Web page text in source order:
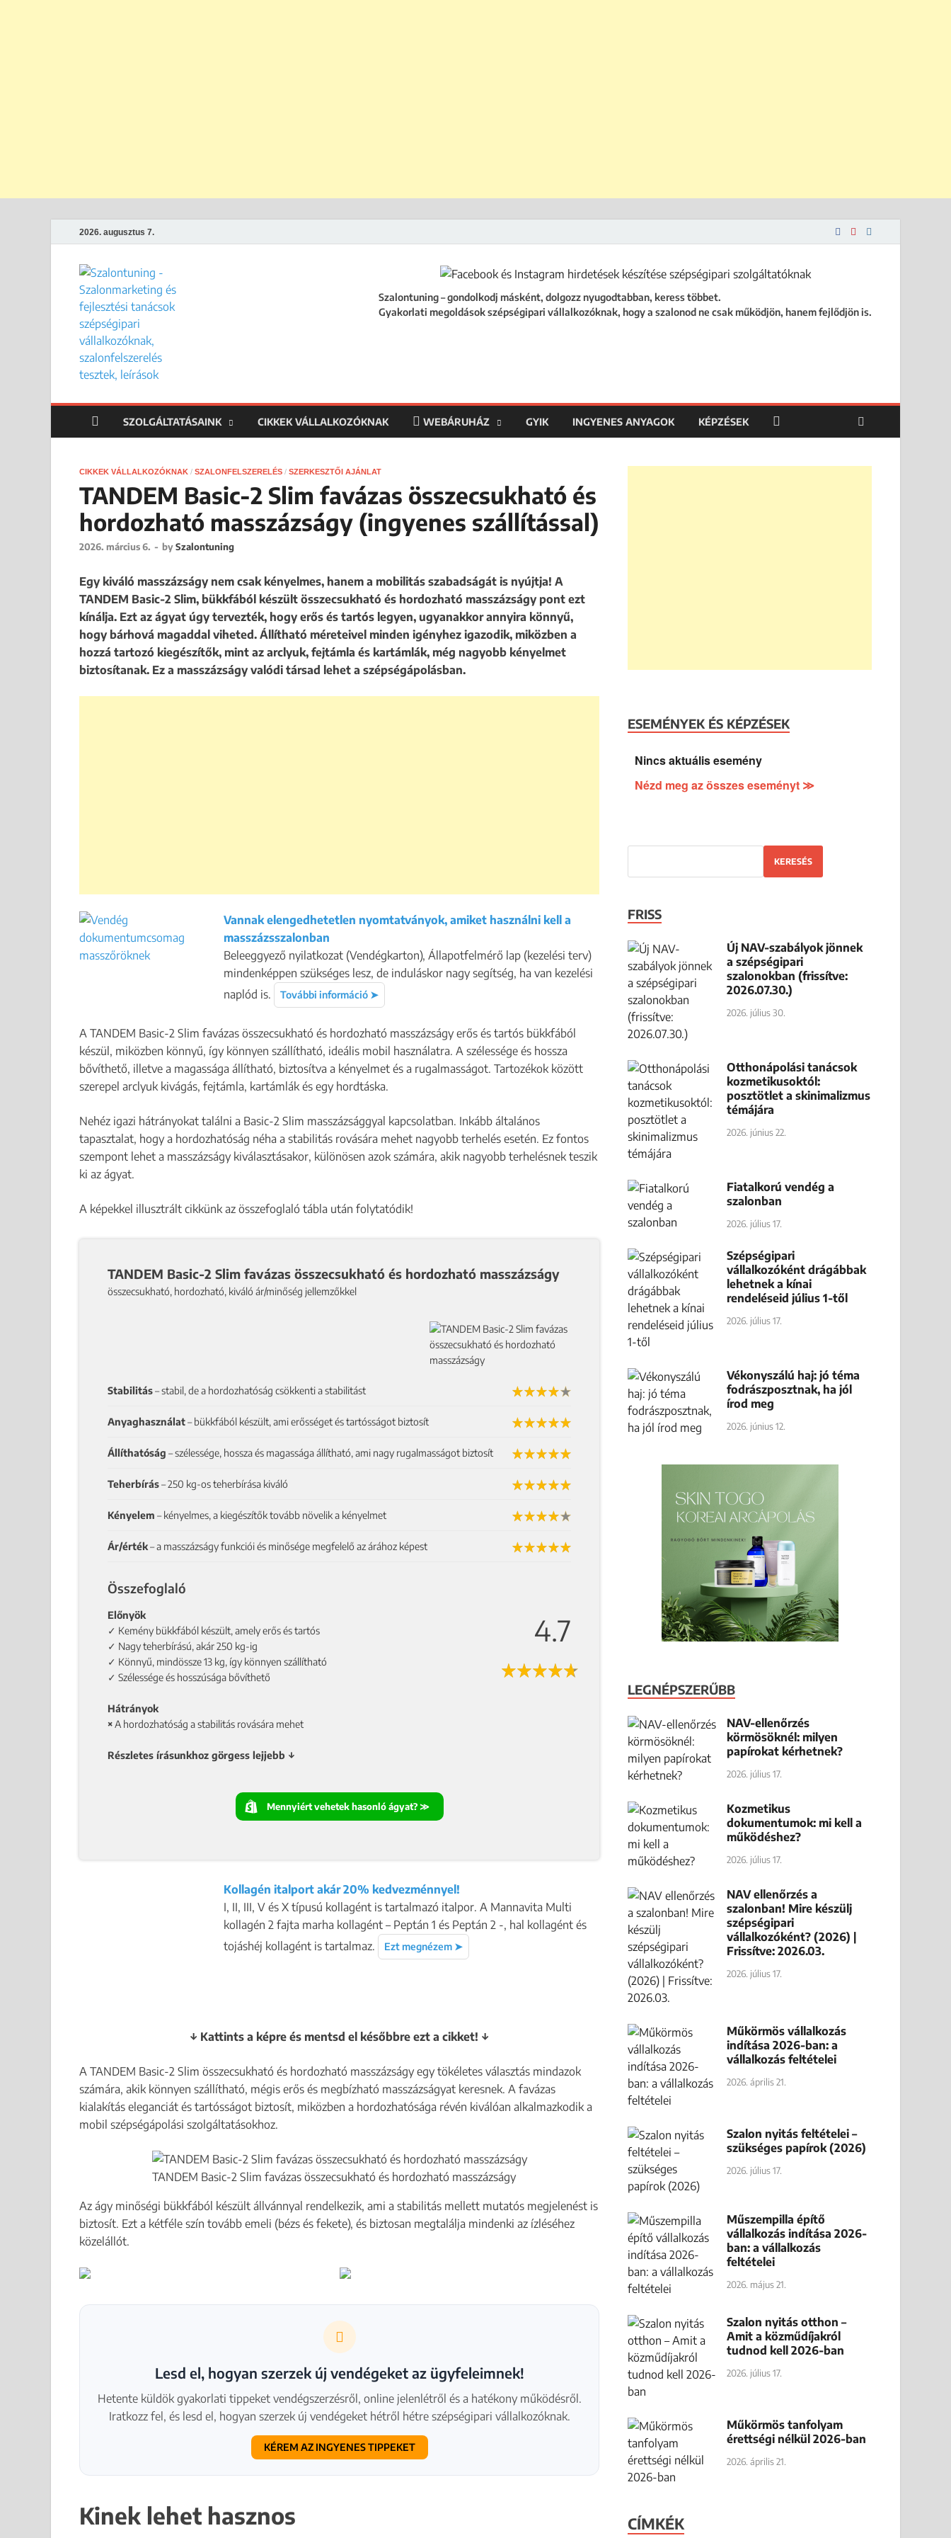
2026. augusztus 7.
Szalontuning – gondolkodj másként, dolgozz nyugodtabban, keress többet.
Gyakorlati megoldások szépségipari vállalkozóknak, hogy a szalonod ne csak működjön, hanem fejlődjön is.
SZOLGÁLTATÁSAINK CIKKEK VÁLLALKOZÓKNAK WEBÁRUHÁZ GYIK INGYENES ANYAGOK KÉPZÉSEK
CIKKEK VÁLLALKOZÓKNAK / SZALONFELSZERELÉS / SZERKESZTŐI AJÁNLAT
TANDEM Basic-2 Slim favázas összecsukható és
hordozható masszázságy (ingyenes szállítással)
2026. március 6. - bySzalontuning
Egy kiváló masszázságy nem csak kényelmes, hanem a mobilitás szabadságát is nyújtja! A
TANDEM Basic-2 Slim, bükkfából készült összecsukható és hordozható masszázságy pont ezt
kínálja. Ezt az ágyat úgy tervezték, hogy erős és tartós legyen, ugyanakkor annyira könnyű,
hogy bárhová magaddal viheted. Állítható méreteivel minden igényhez igazodik, miközben a
hozzá tartozó kiegészítők, mint az arclyuk, fejtámla és kartámlák, még nagyobb kényelmet
biztosítanak. Ez a masszázságy valódi társad lehet a szépségápolásban.
Vannak elengedhetetlen nyomtatványok, amiket használni kell a
masszázsszalonban
Beleeggyező nyilatkozat (Vendégkarton), Állapotfelmérő lap (kezelési terv)
mindenképpen szükséges lesz, de induláskor nagy segítség, ha van kezelési
naplód is.
További információ ➤
A TANDEM Basic-2 Slim favázas összecsukható és hordozható masszázságy erős és tartós bükkfából
készül, miközben könnyű, így könnyen szállítható, ideális mobil használatra. A szélessége és hossza
bővíthető, illetve a magassága állítható, biztosítva a kényelmet és a rugalmasságot. Tartozékok között
szerepel arclyuk kivágás, fejtámla, kartámlák és egy hordtáska.
Nehéz igazi hátrányokat találni a Basic-2 Slim masszázsággyal kapcsolatban. Inkább általános
tapasztalat, hogy a hordozhatóság néha a stabilitás rovására mehet nagyobb terhelés esetén. Ez fontos
szempont lehet a masszázságy kiválasztásakor, különösen azok számára, akik nagyobb terhelésnek teszik
ki az ágyat.
A képekkel illusztrált cikkünk az összefoglaló tábla után folytatódik!
TANDEM Basic-2 Slim favázas összecsukható és hordozható masszázságy
összecsukható, hordozható, kiváló ár/minőség jellemzőkkel
Stabilitás– stabil, de a hordozhatóság csökkenti a stabilitást
Anyaghasználat– bükkfából készült, ami erősséget és tartósságot biztosít
Állíthatóság – szélessége, hossza és magassága állítható, ami nagy rugalmasságot biztosít
Teherbírás– 250 kg-os teherbírása kiváló
Kényelem – kényelmes, a kiegészítők tovább növelik a kényelmet
Ár/érték– a masszázságy funkciói és minősége megfelelő az árához képest
Összefoglaló
Előnyök
✓ Kemény bükkfából készült, amely erős és tartós
✓ Nagy teherbírású, akár 250 kg-ig
✓ Könnyű, mindössze 13 kg, így könnyen szállítható
✓ Szélessége és hosszúsága bővíthető
Hátrányok
×A hordozhatóság a stabilitás rovására mehet
Részletes írásunkhoz görgess lejjebb ↓
4.7
Mennyiért vehetek hasonló ágyat? ≫
Kollagén italport akár 20% kedvezménnyel!
I, II, III, V és X típusú kollagént is tartalmazó italpor. A Mannavita Multi
kollagén 2 fajta marha kollagént – Peptán 1 és Peptán 2 -, hal kollagént és
tojáshéj kollagént is tartalmaz.
Ezt megnézem ➤
↓ Kattints a képre és mentsd el későbbre ezt a cikket! ↓
A TANDEM Basic-2 Slim összecsukható és hordozható masszázságy egy tökéletes választás mindazok
számára, akik könnyen szállítható, mégis erős és megbízható masszázságyat keresnek. A favázas
kialakítás eleganciát és tartósságot biztosít, miközben a hordozhatósága révén kiválóan alkalmazkodik a
mobil szépségápolási szolgáltatásokhoz.
TANDEM Basic-2 Slim favázas összecsukható és hordozható masszázságy
Az ágy minőségi bükkfából készült állvánnyal rendelkezik, ami a stabilitás mellett mutatós megjelenést is
biztosít. Ezt a kétféle szín tovább emeli (bézs és fekete), és biztosan megtalálja mindenki az ízléséhez
közelállót.
Lesd el, hogyan szerzek új vendégeket az ügyfeleimnek!
Hetente küldök gyakorlati tippeket vendégszerzésről, online jelenlétről és a hatékony működésről.
Iratkozz fel, és lesd el, hogyan szerzek új vendégeket hétről hétre szépségipari vállalkozóknak.
KÉREM AZ INGYENES TIPPEKET
Kinek lehet hasznos
ESEMÉNYEK ÉS KÉPZÉSEK
Nincs aktuális esemény
Nézd meg az összes eseményt ≫
KERESÉS
FRISS
Új NAV-szabályok jönnek
a szépségipari
szalonokban (frissítve:
2026.07.30.)
2026. július 30.
Otthonápolási tanácsok
kozmetikusoktól:
posztötlet a skinimalizmus
témájára
2026. június 22.
Fiatalkorú vendég a
szalonban
2026. július 17.
Szépségipari
vállalkozóként drágábbak
lehetnek a kínai
rendeléseid július 1-től
2026. július 17.
Vékonyszálú haj: jó téma
fodrászposztnak, ha jól
írod meg
2026. június 12.
LEGNÉPSZERŰBB
NAV-ellenőrzés
körmösöknél: milyen
papírokat kérhetnek?
2026. július 17.
Kozmetikus
dokumentumok: mi kell a
működéshez?
2026. július 17.
NAV ellenőrzés a
szalonban! Mire készülj
szépségipari
vállalkozóként? (2026) |
Frissítve: 2026.03.
2026. július 17.
Műkörmös vállalkozás
indítása 2026-ban: a
vállalkozás feltételei
2026. április 21.
Szalon nyitás feltételei –
szükséges papírok (2026)
2026. július 17.
Műszempilla építő
vállalkozás indítása 2026-
ban: a vállalkozás
feltételei
2026. május 21.
Szalon nyitás otthon –
Amit a közműdíjakról
tudnod kell 2026-ban
2026. július 17.
Műkörmös tanfolyam
érettségi nélkül 2026-ban
2026. április 21.
CÍMKÉK